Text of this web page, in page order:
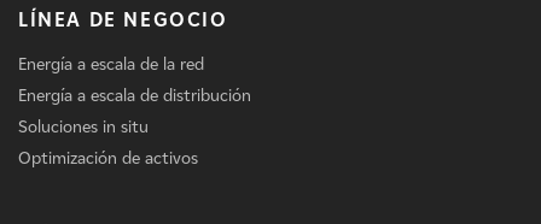
LÍNEA DE NEGOCIO
Energía a escala de la red
Energía a escala de distribución
Soluciones in situ
Optimización de activos